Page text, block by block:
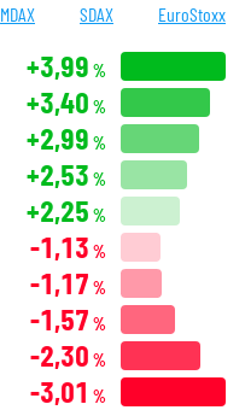
MDAX SDAX EuroStoxx
+3,99 %
+3,40 %
+2,99 %
+2,53 %
+2,25 %
-1,13 %
-1,17 %
-1,57 %
-2,30 %
-3,01 %